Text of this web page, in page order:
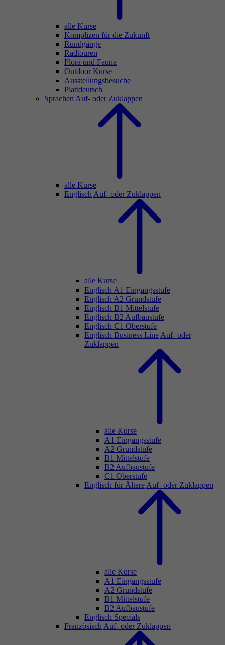
alle Kurse
Komplizen für die Zukunft
Rundgänge
Radtouren
Flora und Fauna
Outdoor Kurse
Ausstellungsbesuche
Plattdeutsch
Sprachen Auf- oder Zuklappen
alle Kurse
Englisch Auf- oder Zuklappen
alle Kurse
Englisch A1 Eingangsstufe
Englisch A2 Grundstufe
Englisch B1 Mittelstufe
Englisch B2 Aufbaustufe
Englisch C1 Oberstufe
Englisch Business Line Auf- oder
Zuklappen
alle Kurse
A1 Eingangsstufe
A2 Grundstufe
B1 Mittelstufe
B2 Aufbaustufe
C1 Oberstufe
Englisch für Ältere Auf- oder Zuklappen
alle Kurse
A1 Eingangsstufe
A2 Grundstufe
B1 Mittelstufe
B2 Aufbaustufe
Englisch Specials
Französisch Auf- oder Zuklappen